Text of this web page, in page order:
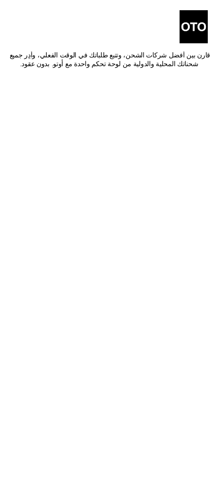
شحناتك المحلية والدولية من لوحة تحكم واحدة مع أوتو. بدون عقود.